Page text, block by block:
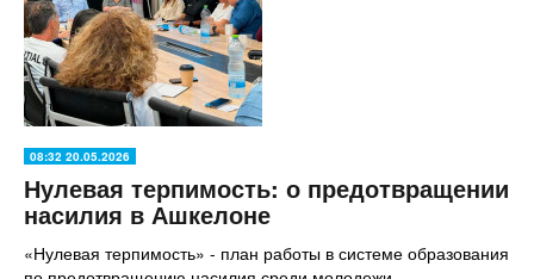
08:32 20.05.2026
Нулевая терпимость: о предотвращении
насилия в Ашкелоне
«Нулевая терпимость» - план работы в системе образования